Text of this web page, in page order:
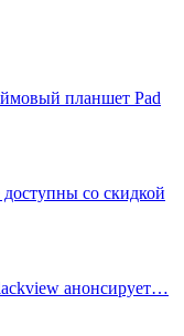
планшет Pad
со скидкой
анонсирует…